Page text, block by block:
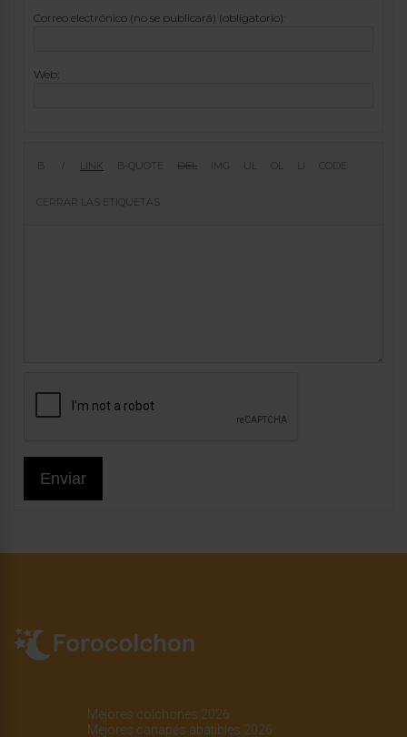
Correo electrónico (no se publicará) (obligatorio):
Web:
Enviar
Mejores colchones 2026
Mejores canapés abatibles 2026